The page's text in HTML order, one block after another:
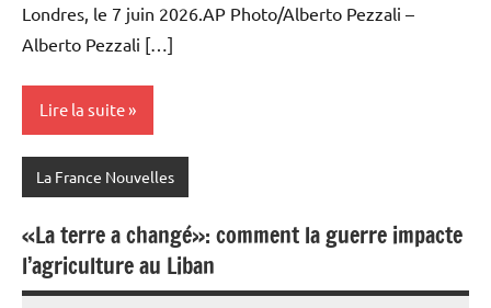
Londres, le 7 juin 2026.AP Photo/Alberto Pezzali –
Alberto Pezzali […]
Lire la suite
La France Nouvelles
«La terre a changé»: comment la guerre impacte
l’agriculture au Liban